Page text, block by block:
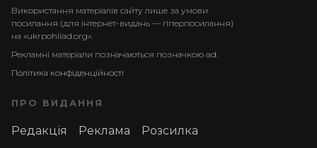
Використання матеріалів сайту лише за умови
посилання (для інтернет-видань — гіперпосилання)
на «ukrpohliad.org».
Рекламні матеріали позначаються позначкою ad.
Політика конфіденційності
ПРО ВИДАННЯ
Редакція Реклама Розсилка